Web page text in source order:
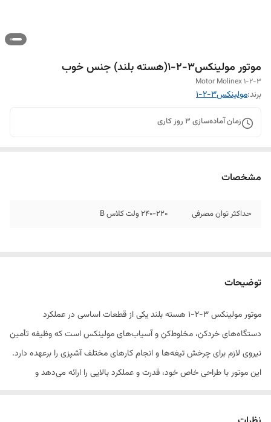
موتور مولینکس۳-۲-۱(هسته بلند) جنس خوب
Motor Molinex 1-2-3
برند:مولینکس۳-۲-۱
زمان آماده‌سازی 3 روز کاری
مشخصات
حداکثر توان مصرفی 240-220 ولت کلاس B
توضیحات
موتور مولینکس ۳-۲-۱ هسته بلند یکی از قطعات اساسی در عملکرد
دستگاه‌های خردکن، مخلوط‌کن و آسیاب‌های مولینکس است که وظیفه تأمین
نیروی لازم برای چرخش تیغه‌ها و انجام کارهای مختلف آشپزی را برعهده دارد.
این موتور با طراحی خاص خود، قدرت و عملکرد بالایی را ارائه می‌دهد و